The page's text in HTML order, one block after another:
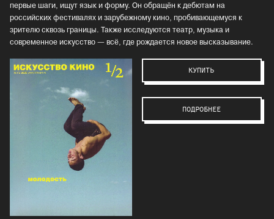
первые шаги, ищут язык и форму. Он обращён к дебютам на
российских фестивалях и зарубежному кино, пробивающемуся к
зрителю сквозь границы. Также исследуются театр, музыка и
современное искусство — всё, где рождается новое высказывание.
КУПИТЬ
ПОДРОБНЕЕ